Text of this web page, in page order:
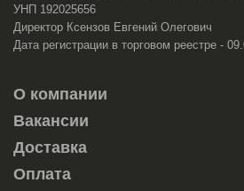
УНП 192025656
Директор Ксензов Евгений Олегович
Дата регистрации в торговом реестре -
О компании
Вакансии
Доставка
Оплата